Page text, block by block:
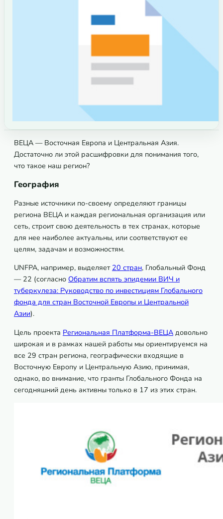
ВЕЦА — Восточная Европа и Центральная Азия.
Достаточно ли этой расшифровки для понимания того,
что такое наш регион?
География
Разные источники по-своему определяют границы
региона ВЕЦА и каждая региональная организация или
сеть, строит свою деятельность в тех странах, которые
для нее наиболее актуальны, или соответствуют ее
целям, задачам и возможностям.
UNFPA, например, выделяет 20 стран, Глобальный Фонд
— 22 (согласно Обратим вспять эпидемии ВИЧ и
туберкулеза: Руководство по инвестициям Глобального
фонда для стран Восточной Европы и Центральной
Азии).
Цель проекта Региональная Платформа-ВЕЦА довольно
широкая и в рамках нашей работы мы ориентируемся на
все 29 стран региона, географически входящие в
Восточную Европу и Центральную Азию, принимая,
однако, во внимание, что гранты Глобального Фонда на
сегодняшний день активны только в 17 из этих стран.